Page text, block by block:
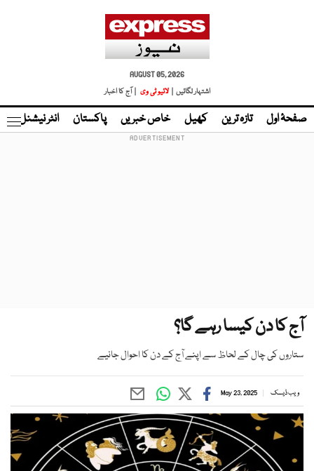
AUGUST 05, 2026
اشتہار لگائیں |
لائیو ٹی وی | آج کا اخبار
صفحۂ اول تازہ ترین کھیل خاص خبریں پاکستان انٹر نیشنل
آج کا دن کیسا رہے گا؟
ستاروں کی چال کے لحاظ سے اپنے آج کے دن کا احوال جانیے
ویب ڈیسک May 23, 2025